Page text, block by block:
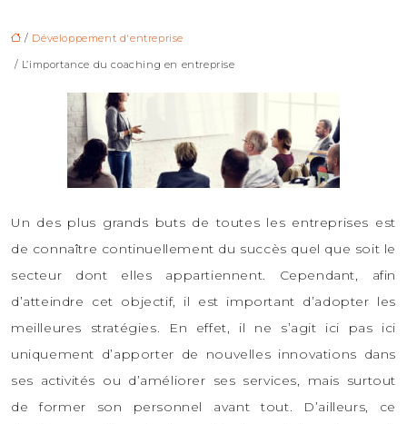
/ Développement d'entreprise
/ L’importance du coaching en entreprise
Un des plus grands buts de toutes les entreprises est
de connaître continuellement du succès quel que soit le
secteur dont elles appartiennent. Cependant, afin
d’atteindre cet objectif, il est important d’adopter les
meilleures stratégies. En effet, il ne s’agit ici pas ici
uniquement d’apporter de nouvelles innovations dans
ses activités ou d’améliorer ses services, mais surtout
de former son personnel avant tout. D’ailleurs, ce